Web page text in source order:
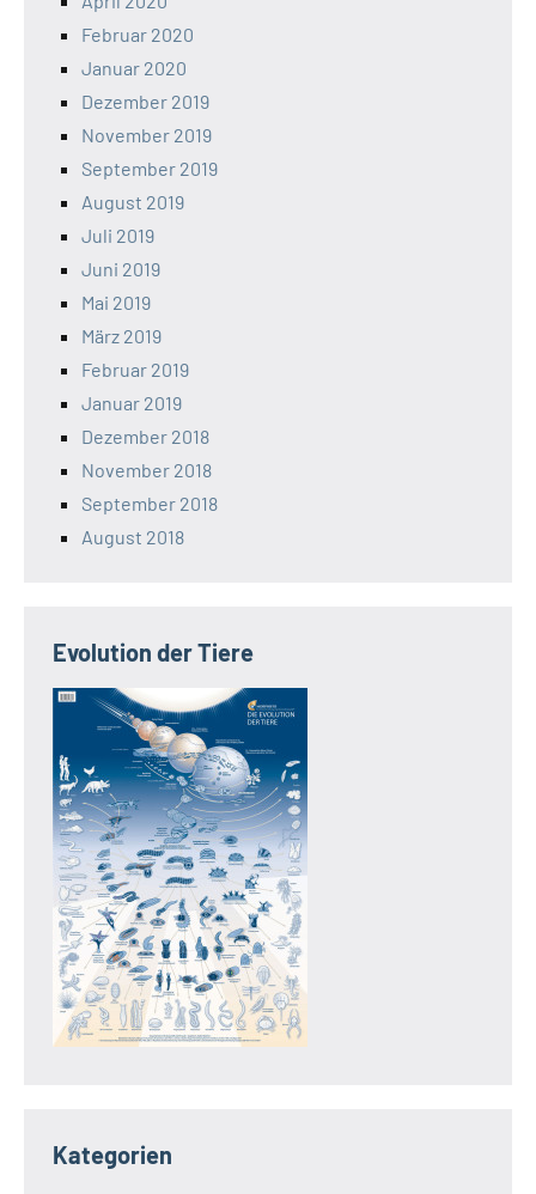
Februar 2020
Januar 2020
Dezember 2019
November 2019
September 2019
August 2019
Juli 2019
Juni 2019
Mai 2019
März 2019
Februar 2019
Januar 2019
Dezember 2018
November 2018
September 2018
August 2018
Evolution der Tiere
Kategorien